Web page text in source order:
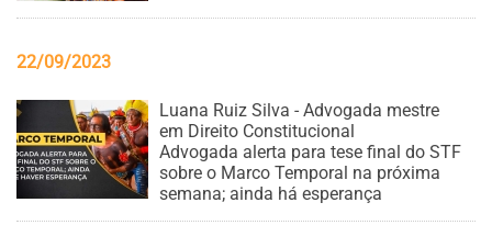
22/09/2023
Luana Ruiz Silva - Advogada mestre
em Direito Constitucional
Advogada alerta para tese final do STF
sobre o Marco Temporal na próxima
semana; ainda há esperança